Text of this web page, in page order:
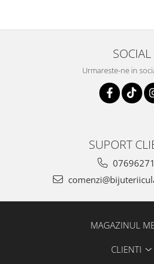
SOCIAL
Urmareste-ne in
SUPORT
MAGAZINUL
CLIENTI